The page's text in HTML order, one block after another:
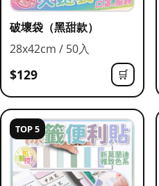
破壞袋（黑甜款）
28x42cm / 50入
$129 🛒
TOP 5